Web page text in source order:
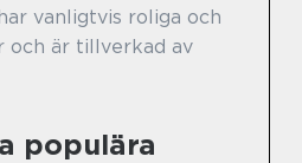
vanligtvis roliga och
och är tillverkad av
populära